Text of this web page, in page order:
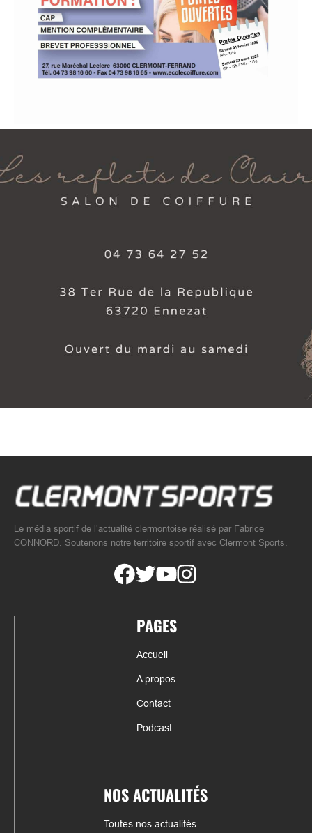
Le média sportif de l’actualité clermontoise réalisé par Fabrice
CONNORD. Soutenons notre territoire sportif avec Clermont Sports.
PAGES
Accueil
A propos
Contact
Podcast
NOS ACTUALITÉS
Toutes nos actualités